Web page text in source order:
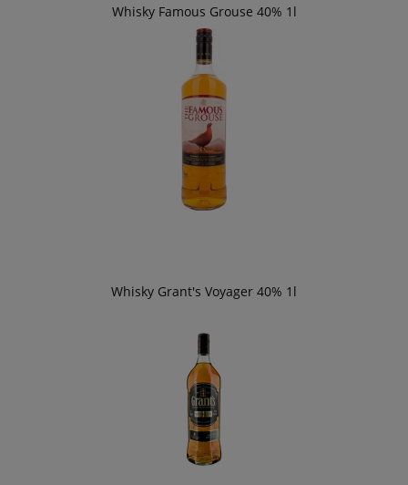
Whisky Famous Grouse 40% 1l
Whisky Grant's Voyager 40% 1l